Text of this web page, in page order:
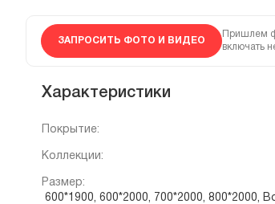
ЗАПРОСИТЬ ФОТО И ВИДЕО
Пришлем
включать
Характеристики
Покрытие:
Коллекции:
Размер:
600*1900, 600*2000, 700*2000, 800*2000,